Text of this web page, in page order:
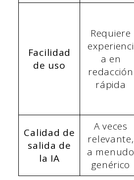
Facilidad
de uso
Requiere
experienci
a en
redacción
rápida
Calidad de
salida de
la IA
A veces
relevante,
a menudo
genérico